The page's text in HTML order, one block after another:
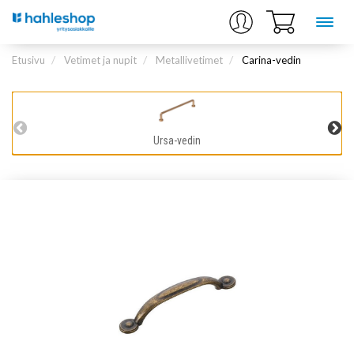
Etusivu Vetimet ja nupit Metallivetimet Carina-vedin
Ursa-vedin